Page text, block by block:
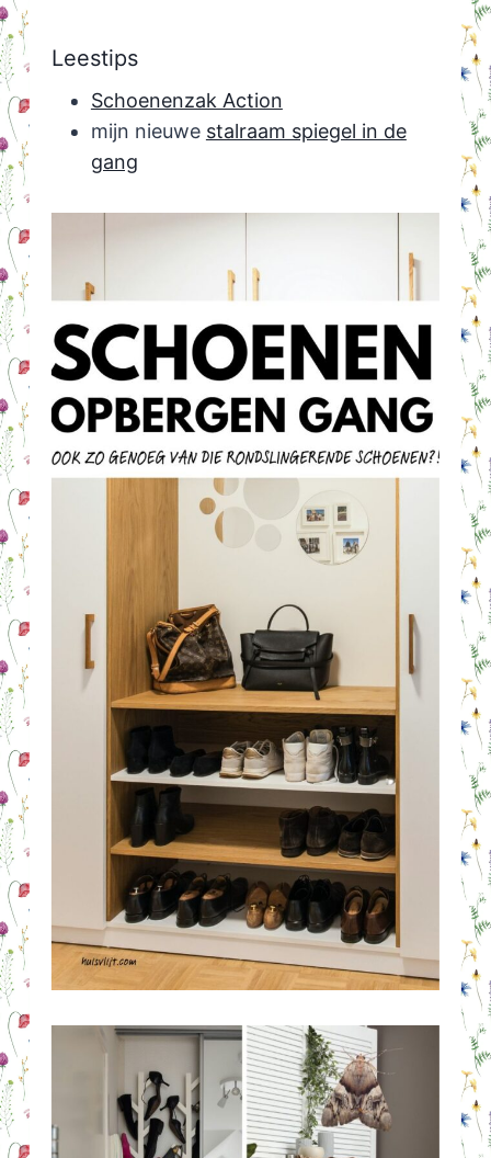
Leestips
Schoenenzak Action
mijn nieuwe stalraam spiegel in de
gang